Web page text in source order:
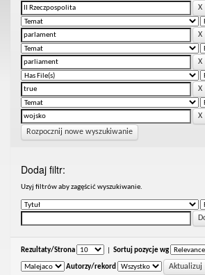
Rozpocznij nowe wyszukiwanie
Dodaj filtr:
Uzyj filtrów aby zagęścić wyszukiwanie.
Rezultaty/Strona Sortuj pozycje wg
Autorzy/rekord